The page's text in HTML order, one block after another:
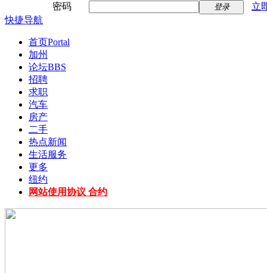
密码
登录
立
快捷导航
首页Portal
加州
论坛BBS
招聘
求职
汽车
房产
二手
热点新闻
生活服务
更多
纽约
网站使用协议 合约